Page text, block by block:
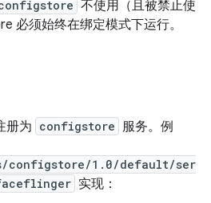
不使用（且被禁止使
必须始终在绑定模式下运行。
册为 configstore 服务。例
configstore/1.0/default/ser
实现：